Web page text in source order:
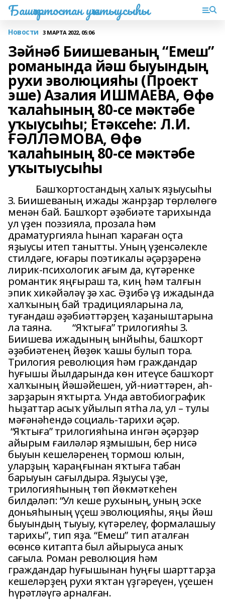
Башҡортостан уҡытыусыһы
Новости 3 МАРТА 2022, 05:06
Зәйнәб Биишеваның “Емеш”
романында йәш быуындың
рухи эволюцияһы (Проект
эше) Азалия ИШМАЕВА, Өфө
ҡалаһының 80-се мәктәбе
уҡыусыһы; Етәксеһе: Л.И.
ҒӘЛЛӘМОВА, Өфө
ҡалаһының 80-се мәктәбе
уҡытыусыһы
Башҡортостандың халыҡ яҙыусыһы
З. Биишеваның ижады жанрҙар төрлөлөгө
менән бай. Башҡорт әҙәбиәте тарихында
ул үҙен поэзияла, прозала һәм
драматургияла һынап ҡараған оҫта
яҙыусы итеп танытты. Уның үҙенсәлекле
стилдәге, юғары поэтикалы әҫәрҙәренә
лирик-психологик ағым да, күтәренке
романтик яңғыраш та, киң һәм талғын
эпик хикәйәләү ҙә хас. Әҙибә үҙ ижадында
халҡының бай традицияларына ла,
туғандаш әҙәбиәттәрҙең ҡаҙаныштарына
ла таяна. “Яҡтыға” трилогияһы З.
Биишева ижадының ынйыһы, башҡорт
әҙәбиәтенең йөҙөк ҡашы булып тора.
Трилогия революция һәм граждандар
һуғышы йылдарында көн итеүсе башҡорт
халҡының йәшәйешен, уй-ниәттәрен, аһ-
зарҙарын яҡтырта. Унда автобиографик
һыҙаттар асыҡ уйылып ятһа ла, ул – тулы
мәғәнәһендә социаль-тарихи әҫәр.
“Яҡтыға” трилогияһына ингән әҫәрҙәр
айырым ғаиләләр яҙмышын, бер нисә
быуын кешеләренең тормош юлын,
уларҙың ҡараңғынан яҡтыға табан
барыуын сағылдыра. Яҙыусы үҙе,
трилогияһының төп йөкмәткеһен
билдәләп: “Ул кеше рухының, уның эске
доньяһының үҫеш эволюцияһы, яңы йәш
быуындың тыуыу, күтәрелеү, формалашыу
тарихы”, тип яҙа. “Емеш” тип аталған
өсөнсө китапта был айырыуса аныҡ
сағыла. Роман революция һәм
граждандар һуғышынан һуңғы шарттарҙа
кешеләрҙең рухи яҡтан үҙгәреүен, үҫешен
һүрәтләүгә арналған.